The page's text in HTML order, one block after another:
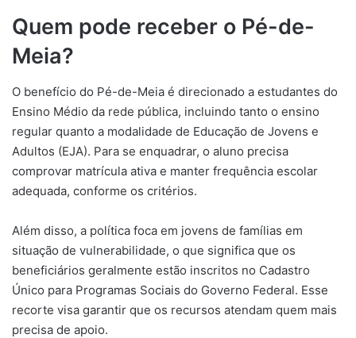
Quem pode receber o Pé-de-
Meia?
O benefício do Pé-de-Meia é direcionado a estudantes do
Ensino Médio da rede pública, incluindo tanto o ensino
regular quanto a modalidade de Educação de Jovens e
Adultos (EJA). Para se enquadrar, o aluno precisa
comprovar matrícula ativa e manter frequência escolar
adequada, conforme os critérios.
Além disso, a política foca em jovens de famílias em
situação de vulnerabilidade, o que significa que os
beneficiários geralmente estão inscritos no Cadastro
Único para Programas Sociais do Governo Federal. Esse
recorte visa garantir que os recursos atendam quem mais
precisa de apoio.